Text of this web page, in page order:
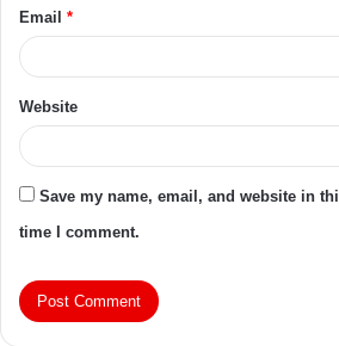
Email *
Website
Save my name, email, and website in
time I comment.